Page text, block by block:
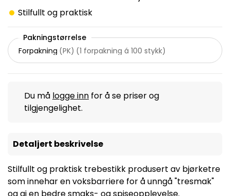
Stilfullt og praktisk
Pakningstørrelse
Forpakning (PK) (1 forpakning á 100 stykk)
Du må logge inn for å se priser og
tilgjengelighet.
Detaljert beskrivelse
Stilfullt og praktisk trebestikk produsert av bjørketre
som innehar en voksbarriere for å unngå "tresmak"